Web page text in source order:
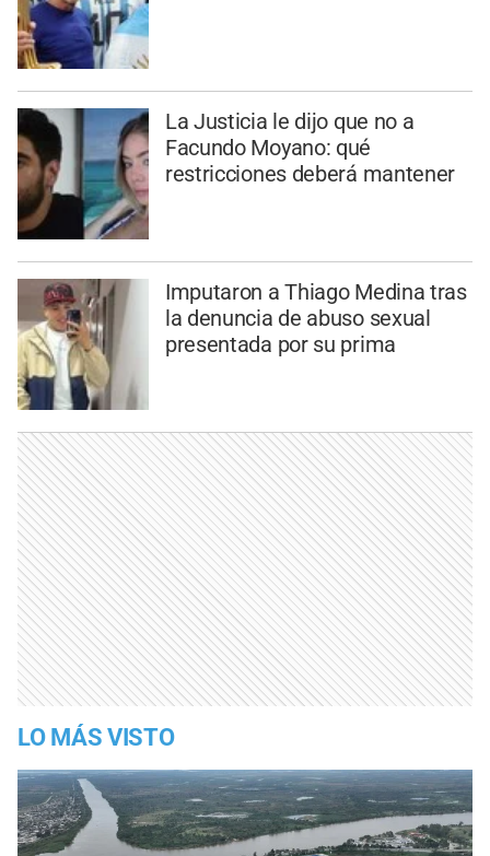
La Justicia le dijo que no a
Facundo Moyano: qué
restricciones deberá mantener
Imputaron a Thiago Medina tras
la denuncia de abuso sexual
presentada por su prima
LO MÁS VISTO